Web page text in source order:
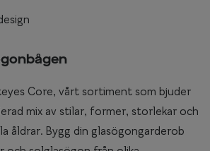
Core, vårt sortiment som bjuder
mix av stilar, former, storlekar och
åldrar. Bygg din glasögongarderob